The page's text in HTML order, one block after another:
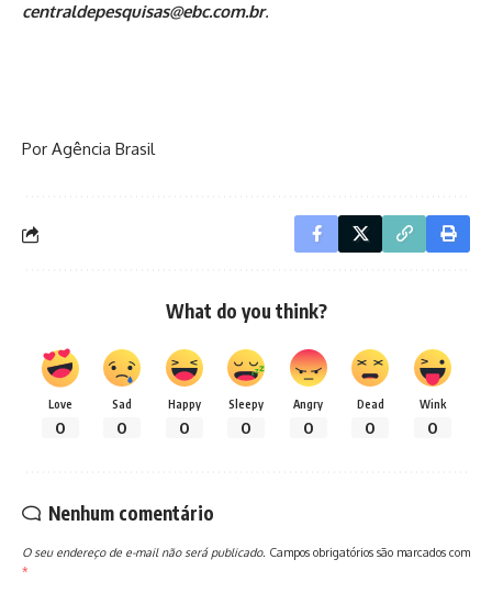
centraldepesquisas@ebc.com.br.
Por Agência Brasil
What do you think?
Love
0
Sad
0
Happy
0
Sleepy
0
Angry
0
Dead
0
Wink
0
Nenhum comentário
O seu endereço de e-mail não será publicado. Campos obrigatórios são marcados com
*